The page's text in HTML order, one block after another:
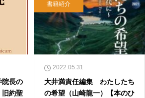
院長の
旧約聖
書籍紹介
2022.05.31
大井満責任編集 わたしたち
の希望（山崎龍一）【本のひ